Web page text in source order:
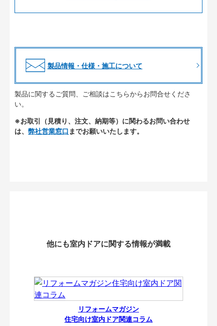
製品情報・仕様・施工について
製品に関するご質問、ご相談はこちらからお問合せくださ
い。
※お取引（見積り、注文、納期等）に関わるお問い合わせ
は、 弊社営業窓口 までお願いいたします。
他にも室内ドアに関する情報が満載
リフォームマガジン
住宅向け室内ドア関連コラム